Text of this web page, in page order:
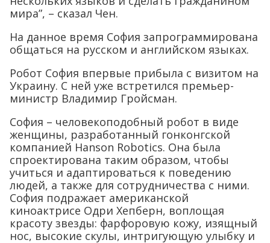
мира”, – сказал Чен.
На данное время София запрограммирована
общаться на русском и английском языках.
Робот София впервые прибыла с визитом на
Украину. С ней уже встретился премьер-
министр Владимир Гройсман.
София – человекоподобный робот в виде
женщины, разработанный гонконгской
компанией Hanson Robotics. Она была
спроектирована таким образом, чтобы
учиться и адаптироваться к поведению
людей, а также для сотрудничества с ними.
София подражает американской
киноактрисе Одри Хепберн, воплощая
красоту звезды: фарфоровую кожу, изящный
нос, высокие скулы, интригующую улыбку и